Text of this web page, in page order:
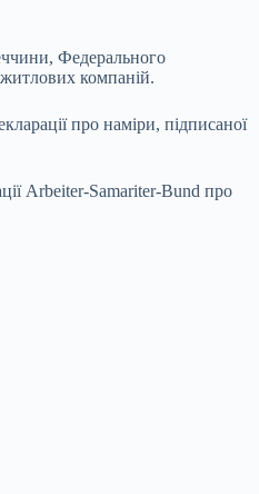
Федерального
житлових компаній.
про наміри, підписаної
Arbeiter-Samariter-Bund про